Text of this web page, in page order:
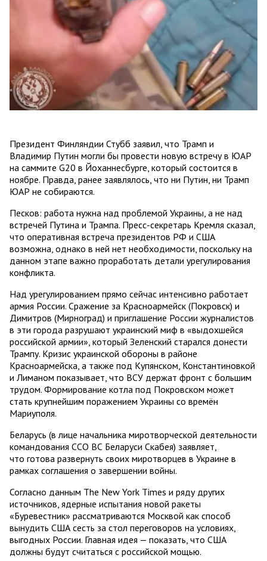
Президент Финляндии Стубб заявил, что Трамп и
Владимир Путин могли бы провести новую встречу в ЮАР
на саммите G20 в Йоханнесбурге, который состоится в
ноябре. Правда, ранее заявлялось, что ни Путин, ни Трамп
ЮАР не собираются.
Песков: работа нужна над проблемой Украины, а не над
встречей Путина и Трампа. Пресс-секретарь Кремля сказал,
что оперативная встреча президентов РФ и США
возможна, однако в ней нет необходимости, поскольку на
данном этапе важно проработать детали урегулирования
конфликта.
Над урегулированием прямо сейчас интенсивно работает
армия России. Сражение за Красноармейск (Покровск) и
Димитров (Мирноград) и приглашение России журналистов
в эти города разрушают украинский миф в «выдохшейся
российской армии», который Зеленский старался донести
Трампу. Кризис украинской обороны в районе
Красноармейска, а также под Купянском, Константиновкой
и Лиманом показывает, что ВСУ держат фронт с большим
трудом. Формирование котла под Покровском может
стать крупнейшим поражением Украины со времён
Мариуполя.
Беларусь (в лице начальника миротворческой деятельности
командования ССО ВС Беларуси Скабея) заявляет,
что готова развернуть своих миротворцев в Украине в
рамках соглашения о завершении войны.
Согласно данным The New York Times и ряду других
источников, ядерные испытания новой ракеты
«Буревестник» рассматриваются Москвой как способ
вынудить США сесть за стол переговоров на условиях,
выгодных России. Главная идея — показать, что США
должны будут считаться с российской мощью.